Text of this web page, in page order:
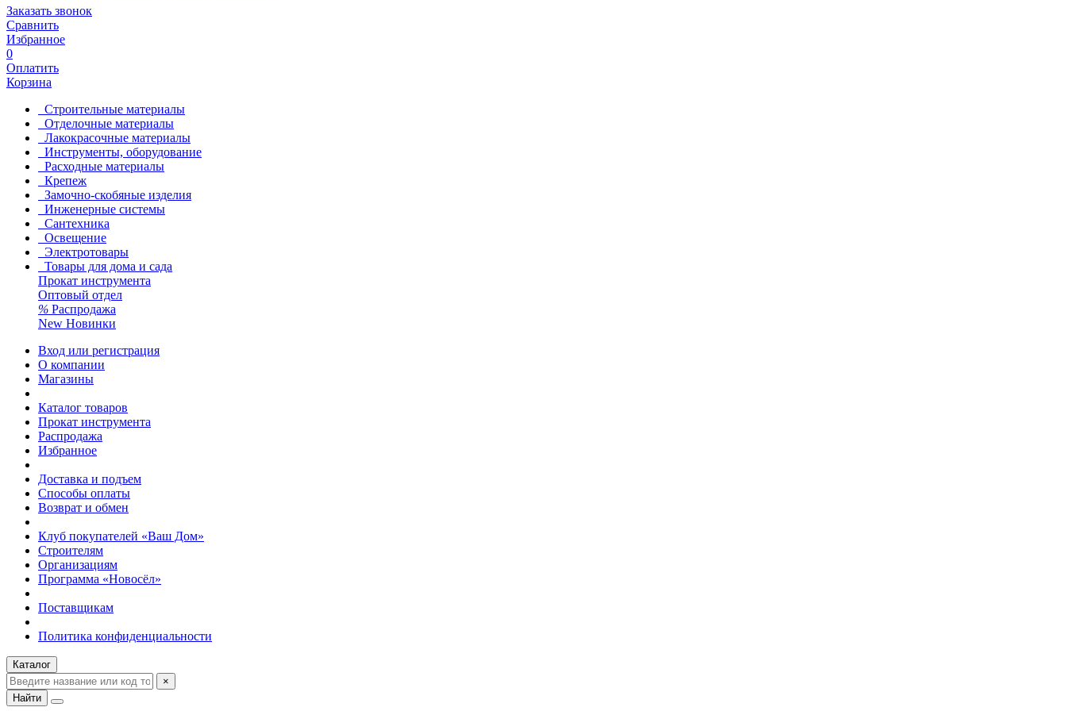
Заказать звонок
Сравнить
Избранное
0
Оплатить
Корзина
Строительные материалы
Отделочные материалы
Лакокрасочные материалы
Инструменты, оборудование
Расходные материалы
Крепеж
Замочно-скобяные изделия
Инженерные системы
Сантехника
Освещение
Электротовары
Товары для дома и сада
Прокат инструмента
Оптовый отдел
% Распродажа
New Новинки
Вход или регистрация
О компании
Магазины
Каталог товаров
Прокат инструмента
Распродажа
Избранное
Доставка и подъем
Способы оплаты
Возврат и обмен
Клуб покупателей «Ваш Дом»
Строителям
Организациям
Программа «Новосёл»
Поставщикам
Политика конфиденциальности
Каталог
×
Найти